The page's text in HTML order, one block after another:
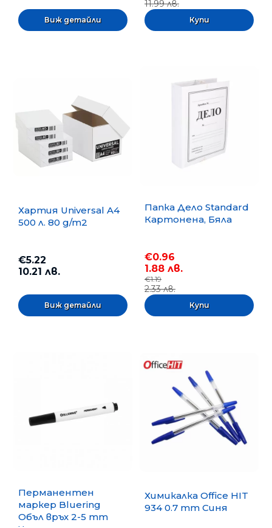
Виж детайли
11.99 лв.
Хартия Universal A4
500 л. 80 g/m2
€5.22
10.21 лв.
Виж детайли
Папка Дело Standard
Картонена, Бяла
€0.96
1.88 лв.
€1.19
2.33 лв.
Перманентен
маркер Bluering
Объл връх 2-5 mm
Химикалка Office HIT
934 0.7 mm Синя